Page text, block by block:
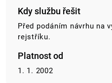
Kdy službu řešit
Před podáním návrhu na
rejstříku.
Platnost od
1. 1. 2002